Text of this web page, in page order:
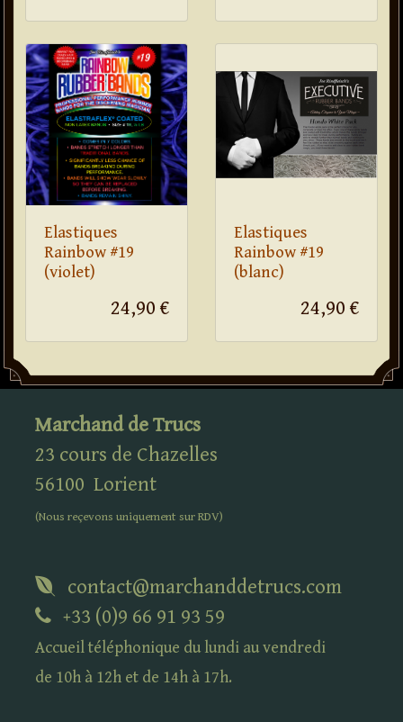
Elastiques
Rainbow #19
(violet)
24,90 €
Elastiques
Rainbow #19
(blanc)
24,90 €
Marchand de Trucs
23 cours de Chazelles
56100 Lorient
(Nous reçevons uniquement surRDV)
contact@marchanddetrucs.com
+33 (0)9 66 91 93 59
Accueil téléphonique du lundi au vendredi
de 10h à 12h et de 14h à 17h.